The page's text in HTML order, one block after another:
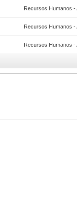
Recursos Humanos -
Recursos Humanos -
Recursos Humanos -